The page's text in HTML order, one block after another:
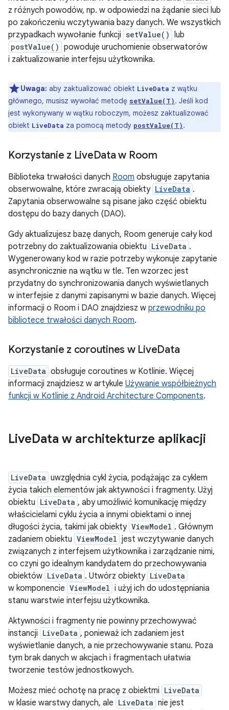
z różnych powodów, np. w odpowiedzi na żądanie sieci lub
po zakończeniu wczytywania bazy danych. We wszystkich
przypadkach wywołanie funkcji setValue() lub
postValue() powoduje uruchomienie obserwatorów
i zaktualizowanie interfejsu użytkownika.
Uwaga: aby zaktualizować obiekt LiveData z wątku
głównego, musisz wywołać metodę setValue(T). Jeśli kod
jest wykonywany w wątku roboczym, możesz zaktualizować
obiekt LiveData za pomocą metody postValue(T).
Korzystanie z LiveData w Room
Biblioteka trwałości danych Room obsługuje zapytania
obserwowalne, które zwracają obiekty LiveData .
Zapytania obserwowalne są pisane jako część obiektu
dostępu do bazy danych (DAO).
Gdy aktualizujesz bazę danych, Room generuje cały kod
potrzebny do zaktualizowania obiektu LiveData .
Wygenerowany kod w razie potrzeby wykonuje zapytanie
asynchronicznie na wątku w tle. Ten wzorzec jest
przydatny do synchronizowania danych wyświetlanych
w interfejsie z danymi zapisanymi w bazie danych. Więcej
informacji o Room i DAO znajdziesz w przewodniku po
bibliotece trwałości danych Room.
Korzystanie z coroutines w LiveData
LiveData obsługuje coroutines w Kotlinie. Więcej
informacji znajdziesz w artykule Używanie współbieżnych
funkcji w Kotlinie z Android Architecture Components.
LiveData w architekturze aplikacji
LiveData uwzględnia cykl życia, podążając za cyklem
życia takich elementów jak aktywności i fragmenty. Użyj
obiektu LiveData , aby umożliwić komunikację między
właścicielami cyklu życia a innymi obiektami o innej
długości życia, takimi jak obiekty ViewModel . Głównym
zadaniem obiektu ViewModel jest wczytywanie danych
związanych z interfejsem użytkownika i zarządzanie nimi,
co czyni go idealnym kandydatem do przechowywania
obiektów LiveData . Utwórz obiekty LiveData
w komponencie ViewModel i użyj ich do udostępniania
stanu warstwie interfejsu użytkownika.
Aktywności i fragmenty nie powinny przechowywać
instancji LiveData , ponieważ ich zadaniem jest
wyświetlanie danych, a nie przechowywanie stanu. Poza
tym brak danych w akcjach i fragmentach ułatwia
tworzenie testów jednostkowych.
Możesz mieć ochotę na pracę z obiektmi LiveData
w klasie warstwy danych, ale LiveData nie jest